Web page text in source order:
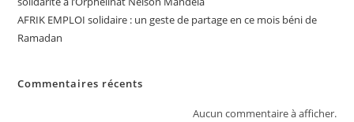
AFRIK EMPLOI solidaire : un geste de partage en ce mois béni de
Ramadan
Commentaires récents
Aucun commentaire à afficher.